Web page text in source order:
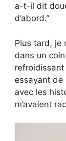
a-t-il dit
d’abord.”
Plus tard, je
dans un
refroidissant
essayant de
avec les
m’avaient